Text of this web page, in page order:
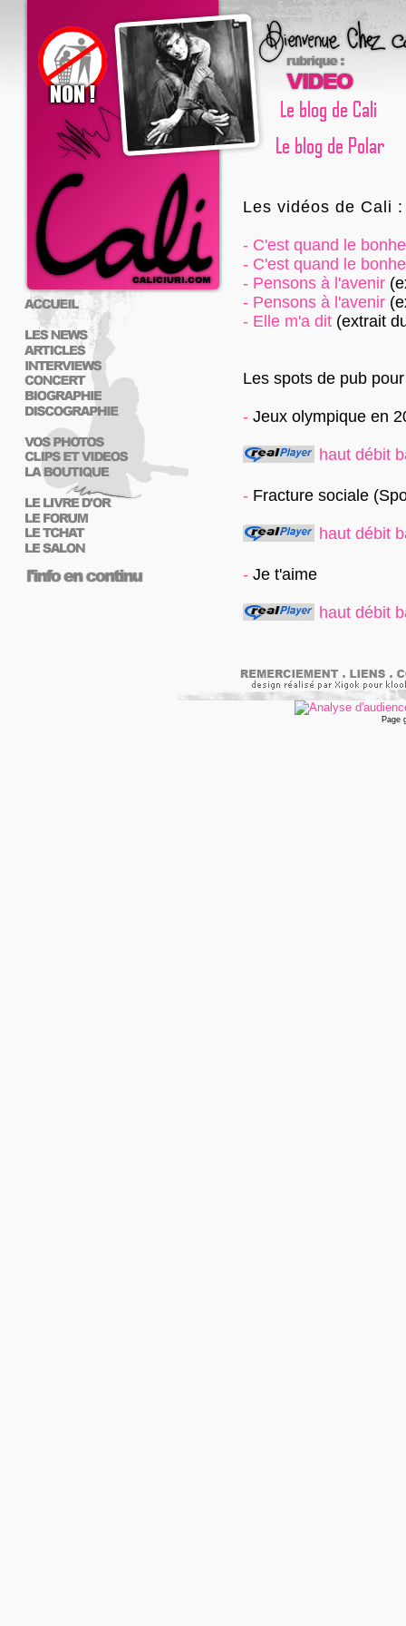
Les vidéos de Cali :
- C'est quand le
- C'est quand le
- Pensons à l'avenir
- Pensons à l'avenir
- Elle m'a dit (extrait
Les spots de pub
- Jeux olympique en
haut débit
- Fracture sociale
haut débit
- Je t'aime
haut débit
Page